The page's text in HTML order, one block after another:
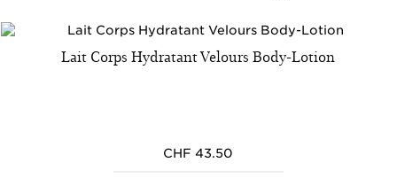
Lait Corps Hydratant Velours Body-Lotion
CHF 43.50